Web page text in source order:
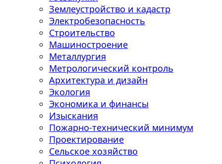
Землеустройство и кадастр
Электробезопасность
Строительство
Машиностроение
Металлургия
Метрологический контроль
Архитектура и дизайн
Экология
Экономика и финансы
Изыскания
Пожарно-технический минимум
Проектирование
Сельское хозяйство